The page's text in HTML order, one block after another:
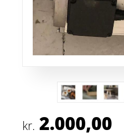
kr. 2.000,00